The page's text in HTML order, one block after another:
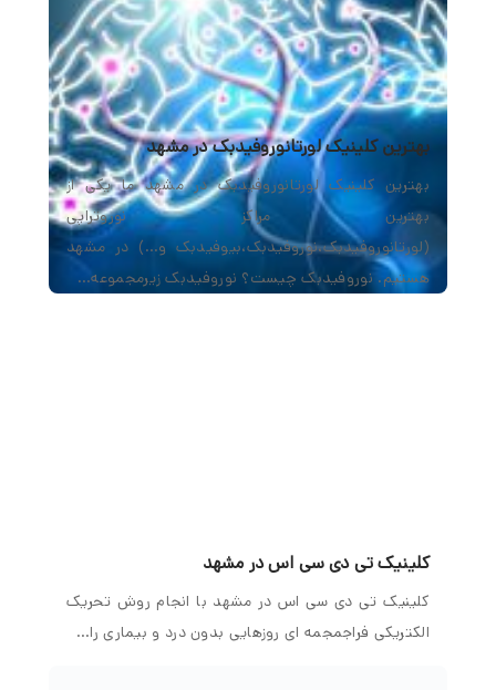
بهترین کلینیک لورتانوروفیدبک در مشهد
بهترین کلینیک لورتانوروفیدبک در مشهد ما یکی از
بهترین مراکز نوروتراپی
(لورتانوروفیدبک،نوروفیدبک،بیوفیدبک و…) در مشهد
هستیم. نوروفیدبک چیست؟ نوروفیدبک زیرمجموعه…
کلینیک تی دی سی اس در مشهد
کلینیک تی دی سی اس در مشهد با انجام روش تحریک
الکتریکی فراجمجمه ای روزهایی بدون درد و بیماری را…